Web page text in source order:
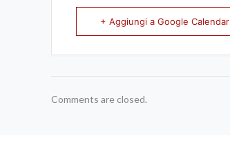
+ Aggiungi a Google Calendar
Comments are closed.